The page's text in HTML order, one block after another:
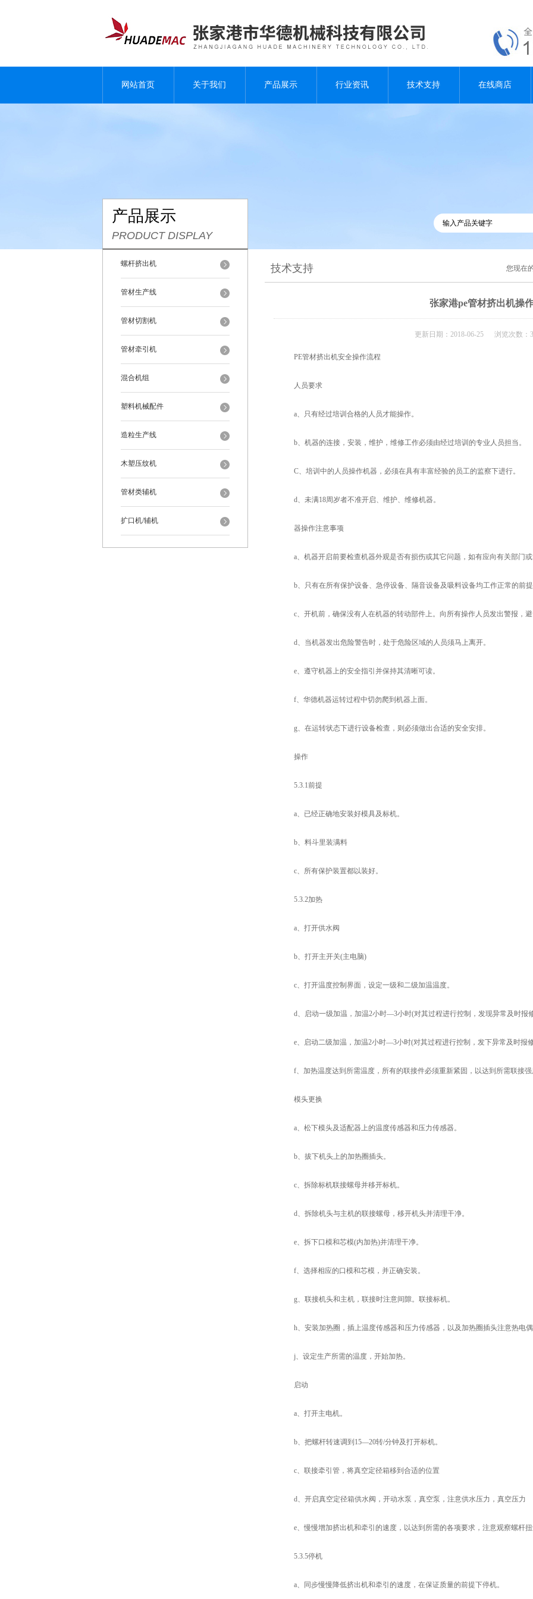
网站首页 关于我们 产品展示 行业资讯 技术支持 在线商店
产品展示
PRODUCT DISPLAY
螺杆挤出机
管材生产线
管材切割机
管材牵引机
混合机组
塑料机械配件
造粒生产线
木塑压纹机
管材类辅机
扩口机/辅机
技术支持 您现在
张家港pe管材挤出机操
更新日期：2018-06-25 浏览次数：
PE管材挤出机安全操作流程
人员要求
a、只有经过培训合格的人员才能操作。
b、机器的连接，安装，维护，维修工作必须由经过培训的专业人员担当。
C、培训中的人员操作机器，必须在具有丰富经验的员工的监察下进行。
d、未满18周岁者不准开启、维护、维修机器。
器操作注意事项
a、机器开启前要检查机器外观是否有损伤或其它问题，如有应向有关部门
b、只有在所有保护设备、急停设备、隔音设备及吸料设备均工作正常的前
c、开机前，确保没有人在机器的转动部件上。向所有操作人员发出警报，
d、当机器发出危险警告时，处于危险区域的人员须马上离开。
e、遵守机器上的安全指引并保持其清晰可读。
f、华德机器运转过程中切勿爬到机器上面。
g、在运转状态下进行设备检查，则必须做出合适的安全安排。
操作
5.3.1前提
a、已经正确地安装好模具及标机。
b、料斗里装满料
c、所有保护装置都以装好。
5.3.2加热
a、打开供水阀
b、打开主开关(主电脑)
c、打开温度控制界面，设定一级和二级加温温度。
d、启动一级加温，加温2小时—3小时(对其过程进行控制，发现异常及时报
e、启动二级加温，加温2小时—3小时(对其过程进行控制，发下异常及时报
f、加热温度达到所需温度，所有的联接件必须重新紧固，以达到所需联接强
模头更换
a、松下模头及适配器上的温度传感器和压力传感器。
b、拔下机头上的加热圈插头。
c、拆除标机联接螺母并移开标机。
d、拆除机头与主机的联接螺母，移开机头并清理干净。
e、拆下口模和芯模(内加热)并清理干净。
f、选择相应的口模和芯模，并正确安装。
g、联接机头和主机，联接时注意间隙。联接标机。
h、安装加热圈，插上温度传感器和压力传感器，以及加热圈插头注意热电
j、设定生产所需的温度，开始加热。
启动
a、打开主电机。
b、把螺杆转速调到15—20转/分钟及打开标机。
c、联接牵引管，将真空定径箱移到合适的位置
d、开启真空定径箱供水阀，开动水泵，真空泵，注意供水压力，真空压力
e、慢慢增加挤出机和牵引的速度，以达到所需的各项要求，注意观察螺杆
5.3.5停机
a、同步慢慢降低挤出机和牵引的速度，在保证质量的前提下停机。